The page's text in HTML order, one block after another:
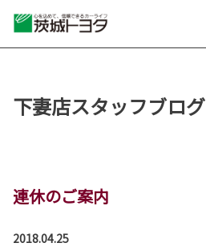
下妻店スタッフブログ
連休のご案内
2018.04.25